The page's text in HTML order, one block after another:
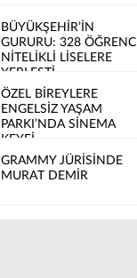
BÜYÜKŞEHİR’İN
GURURU: 328 ÖĞRENCİ
NİTELİKLİ LİSELERE
YERLEŞTİ
ÖZEL BİREYLERE
ENGELSİZ YAŞAM
PARKI’NDA SİNEMA
KEYFİ
GRAMMY JÜRİSİNDE
MURAT DEMİR